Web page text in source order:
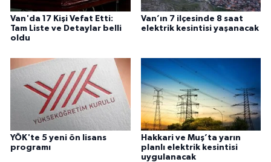
Van'da 17 Kişi Vefat Etti:
Tam Liste ve Detaylar belli
oldu
Van’ın 7 ilçesinde 8 saat
elektrik kesintisi yaşanacak
YÖK'te 5 yeni ön lisans
programı
Hakkari ve Muş’ta yarın
planlı elektrik kesintisi
uygulanacak